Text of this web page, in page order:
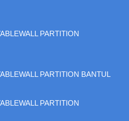
PARTITION
PARTITION BANTUL
PARTITION